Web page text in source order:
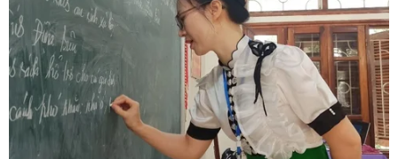
Hình ảnh virus đậu mùa khỉ dưới kính hiển vi điện tử. (Ảnh:
AFP/TTXVN)
Sau 12 ngày điều trị, bệnh nhân đầu tiên mắc
bệnh đậu mùa khỉ tại Việt Nam đã hết sốt, các
bóng nước ở mặt, tay, chân… đã khô mày, tróc